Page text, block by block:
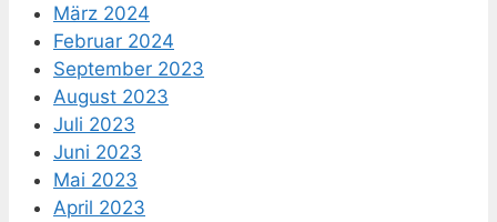
März 2024
Februar 2024
September 2023
August 2023
Juli 2023
Juni 2023
Mai 2023
April 2023